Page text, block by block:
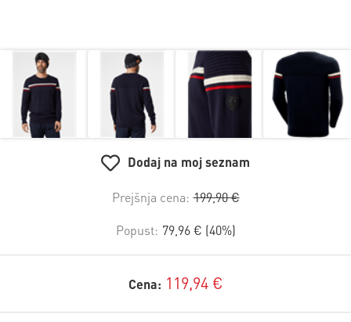
Dodaj na moj seznam
Prejšnja cena: 199,90 €
Popust: 79,96 € (40%)
Cena: 119,94 €